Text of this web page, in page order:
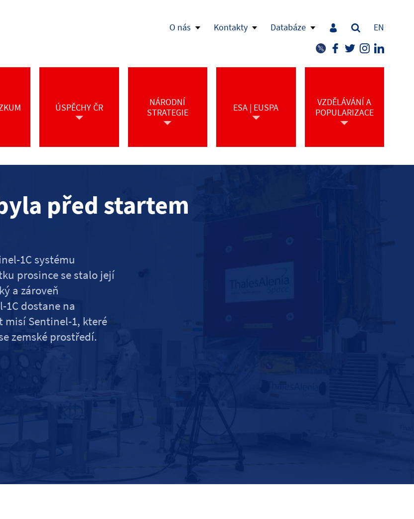
O nás Kontakty Databáze EN
ÚSPĚCHY ČR
NÁRODNÍ
STRATEGIE
ESA | EUSPA
VZDĚLÁVÁNÍ A
POPULARIZACE
před startem
1C systému
prosince se stalo její
a zároveň
1C dostane na
Sentinel-1, které
zemské prostředí.